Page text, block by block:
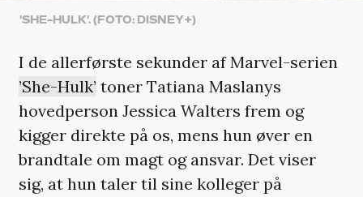
'SHE-HULK'. (FOTO: DISNEY+)
I de allerførste sekunder af Marvel-serien
’She-Hulk’ toner Tatiana Maslanys
hovedperson Jessica Walters frem og
kigger direkte på os, mens hun øver en
brandtale om magt og ansvar. Det viser
sig, at hun taler til sine kolleger på